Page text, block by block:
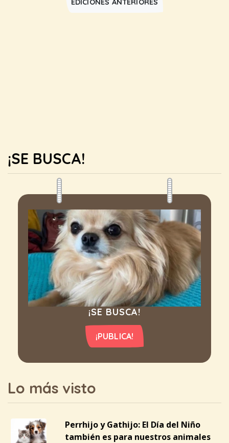
EDICIONES ANTERIORES
¡SE BUSCA!
¡SE BUSCA!
¡PUBLICA!
Lo más visto
Perrhijo y Gathijo: El Día del Niño
también es para nuestros animales